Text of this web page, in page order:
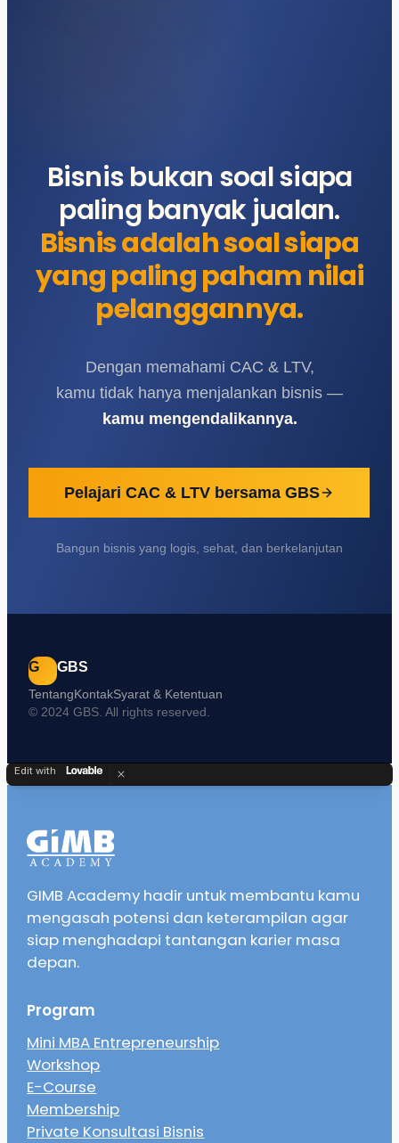
Bisnis bukan soal siapa
paling banyak jualan.
Bisnis adalah soal siapa
yang paling paham nilai
pelanggannya.
Dengan memahami CAC & LTV,
kamu tidak hanya menjalankan bisnis —
kamu mengendalikannya.
Pelajari CAC & LTV bersama GBS
Bangun bisnis yang logis, sehat, dan berkelanjutan
G GBS
TentangKontakSyarat & Ketentuan
© 2024 GBS. All rights reserved.
Edit with
GIMB Academy hadir untuk membantu kamu
mengasah potensi dan keterampilan agar
siap menghadapi tantangan karier masa
depan.
Program
Mini MBA Entrepreneurship
Workshop
E-Course
Membership
Private Konsultasi Bisnis